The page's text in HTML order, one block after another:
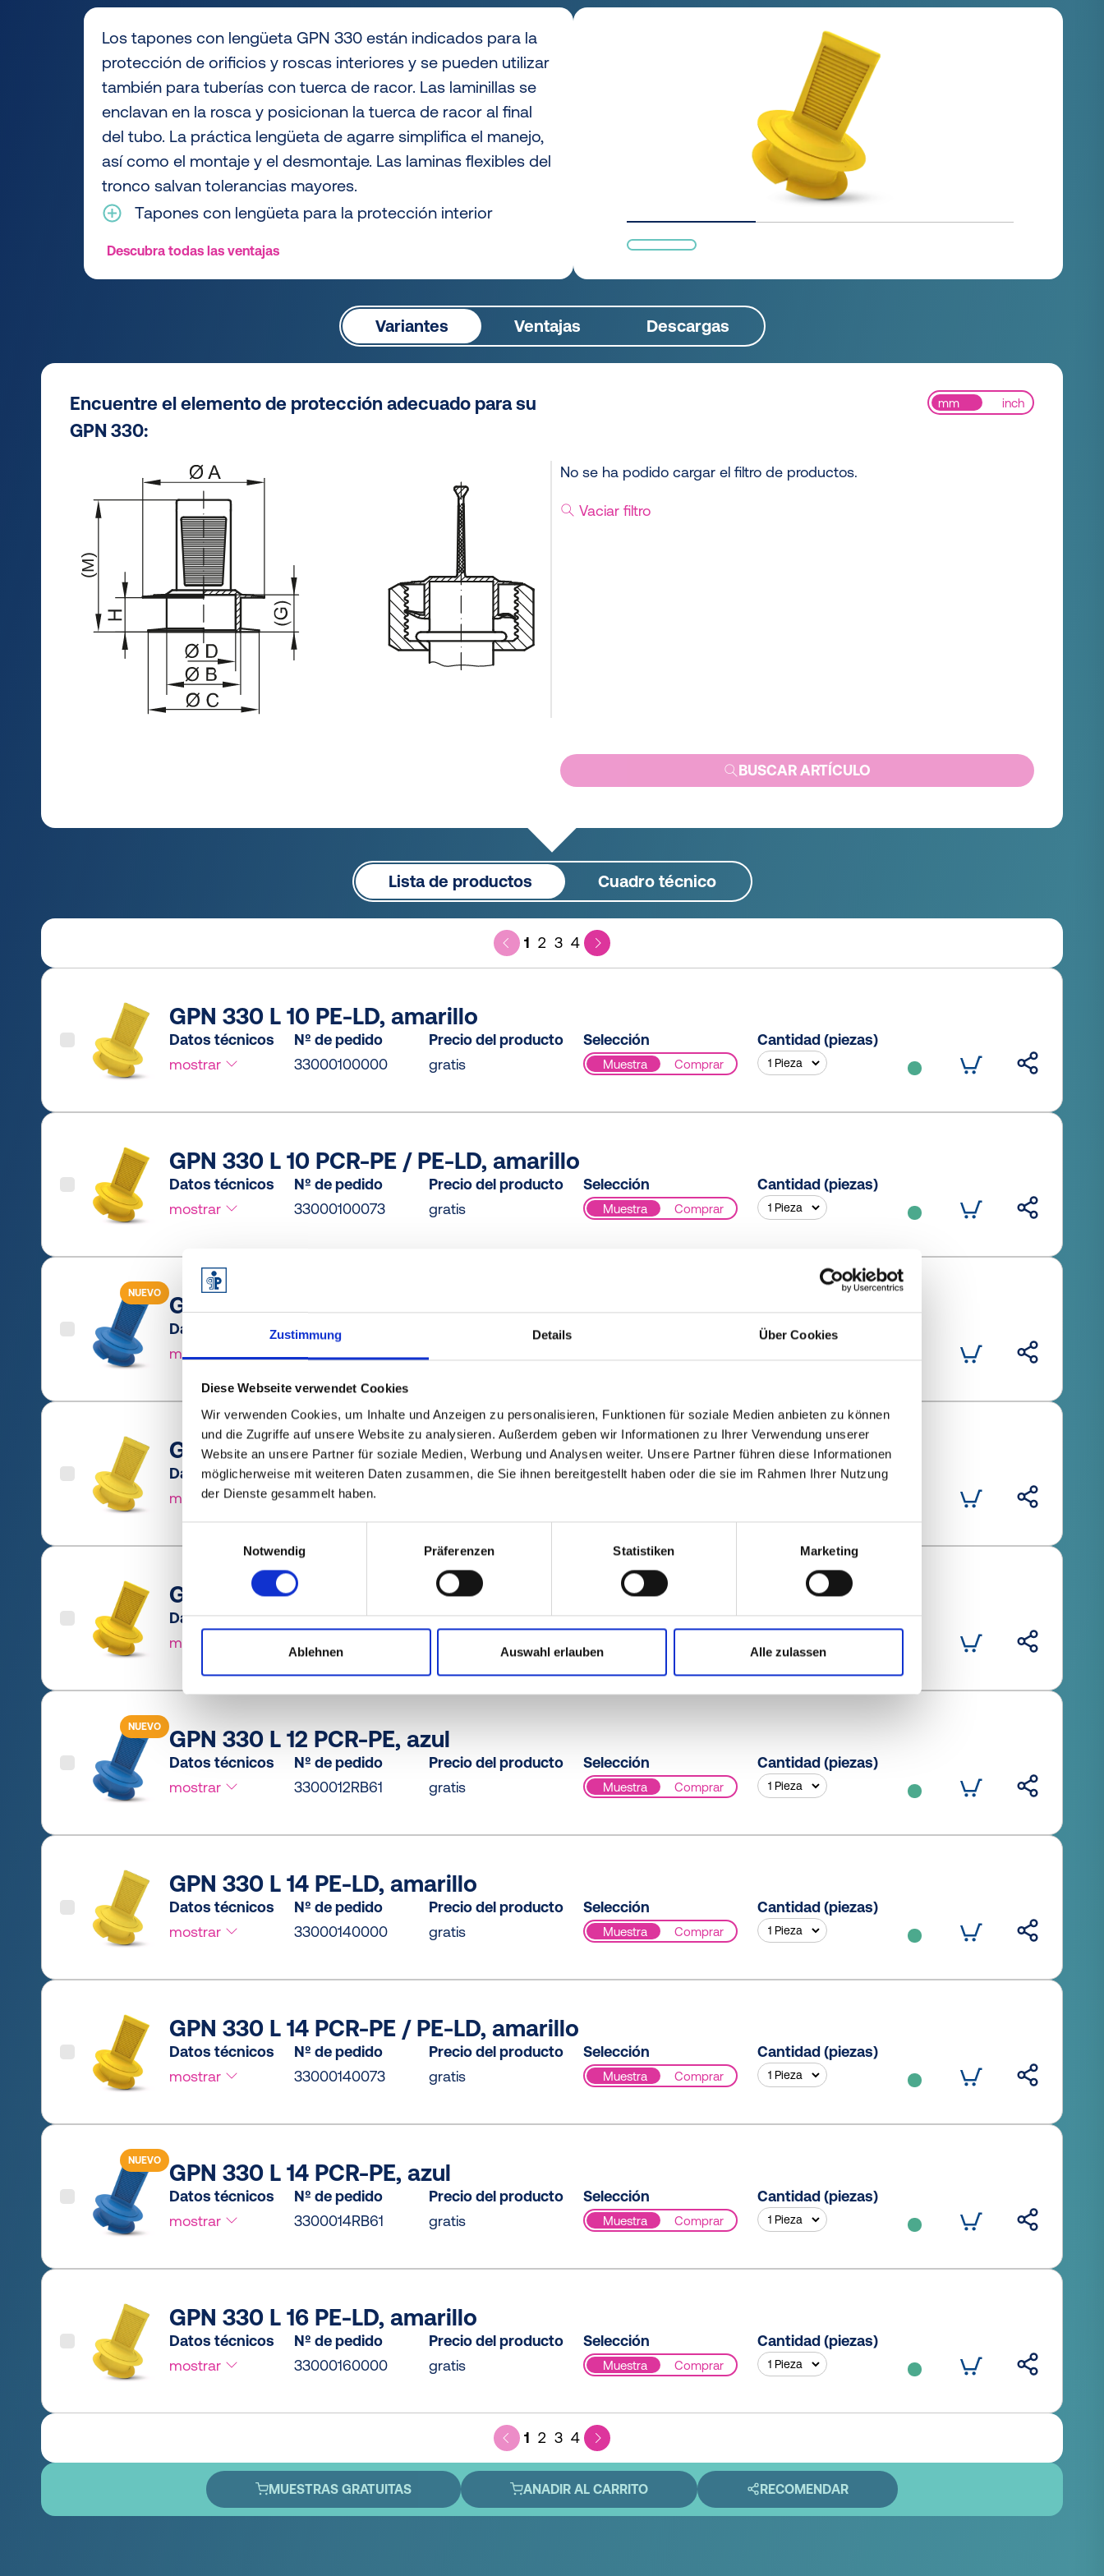
Zustimmung Details Über Cookies
Diese Webseite verwendet Cookies
Wir verwenden Cookies, um Inhalte und Anzeigen zu personalisieren, Funktionen für soziale Medien anbieten zu können
und die Zugriffe auf unsere Website zu analysieren. Außerdem geben wir Informationen zu Ihrer Verwendung unserer
Website an unsere Partner für soziale Medien, Werbung und Analysen weiter. Unsere Partner führen diese Informationen
möglicherweise mit weiteren Daten zusammen, die Sie ihnen bereitgestellt haben oder die sie im Rahmen Ihrer Nutzung
der Dienste gesammelt haben.
Notwendig
Präferenzen Statistiken Marketing
Ablehnen Auswahl erlauben Alle zulassen
Los tapones con lengüeta GPN 330 están indicados para la
protección de orificios y roscas interiores y se pueden utilizar
también para tuberías con tuerca de racor. Las laminillas se
enclavan en la rosca y posicionan la tuerca de racor al final
del tubo. La práctica lengüeta de agarre simplifica el manejo,
así como el montaje y el desmontaje. Las laminas flexibles del
tronco salvan tolerancias mayores.
Tapones con lengüeta para la protección interior
Descubra todas las ventajas
Variantes Ventajas Descargas
Encuentre el elemento de protección adecuado para su
GPN 330:
No se ha podido cargar el filtro de productos.
mm inch
Vaciar filtro
BUSCAR ARTÍCULO
Lista de productos Cuadro técnico
1 2 3 4
GPN 330 L 10 PE-LD, amarillo
Datos técnicos
mostrar
Nº de pedido
33000100000
Precio del producto
gratis
Selección
Muestra Comprar
Cantidad (piezas)
GPN 330 L 10 PCR-PE / PE-LD, amarillo
Datos técnicos
mostrar
Nº de pedido
33000100073
Precio del producto
gratis
Selección
Muestra Comprar
Cantidad (piezas)
NUEVO GPN 330 L 10 PCR-PE, azul
Datos técnicos
mostrar
Nº de pedido
3300010RB61
Precio del producto
Cantidad (piezas)
GPN 330 L 12 PE-LD, amarillo
Datos técnicos
mostrar
Nº de pedido
33000120000
Precio del producto
Selección Cantidad (piezas)
GPN 330 L 12 PCR-PE / PE-LD, amarillo
Datos técnicos
mostrar
Nº de pedido
33000120073
Precio del producto
Selección Cantidad (piezas)
NUEVO GPN 330 L 12 PCR-PE, azul
Datos técnicos
mostrar
Nº de pedido
3300012RB61
Precio del producto
gratis
Selección
Muestra Comprar
Cantidad (piezas)
GPN 330 L 14 PE-LD, amarillo
Datos técnicos
mostrar
Nº de pedido
33000140000
Precio del producto
gratis
Selección
Muestra Comprar
Cantidad (piezas)
GPN 330 L 14 PCR-PE / PE-LD, amarillo
Datos técnicos
mostrar
Nº de pedido
33000140073
Precio del producto
gratis
Selección
Muestra Comprar
Cantidad (piezas)
NUEVO GPN 330 L 14 PCR-PE, azul
Datos técnicos
mostrar
Nº de pedido
3300014RB61
Precio del producto
gratis
Selección
Muestra Comprar
Cantidad (piezas)
GPN 330 L 16 PE-LD, amarillo
Datos técnicos
mostrar
Nº de pedido
33000160000
Precio del producto
gratis
Selección
Muestra Comprar
Cantidad (piezas)
1 2 3 4
MUESTRAS GRATUITAS ANADIR AL CARRITO RECOMENDAR